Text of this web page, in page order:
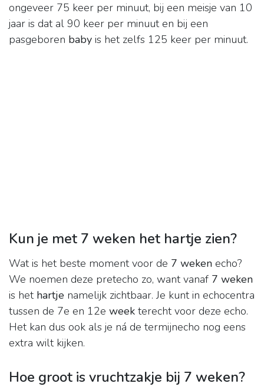
ongeveer 75 keer per minuut, bij een meisje van 10
jaar is dat al 90 keer per minuut en bij een
pasgeboren baby is het zelfs 125 keer per minuut.
Kun je met 7 weken het hartje zien?
Wat is het beste moment voor de 7 weken echo?
We noemen deze pretecho zo, want vanaf 7 weken
is het hartje namelijk zichtbaar. Je kunt in echocentra
tussen de 7e en 12e week terecht voor deze echo.
Het kan dus ook als je ná de termijnecho nog eens
extra wilt kijken.
Hoe groot is vruchtzakje bij 7 weken?